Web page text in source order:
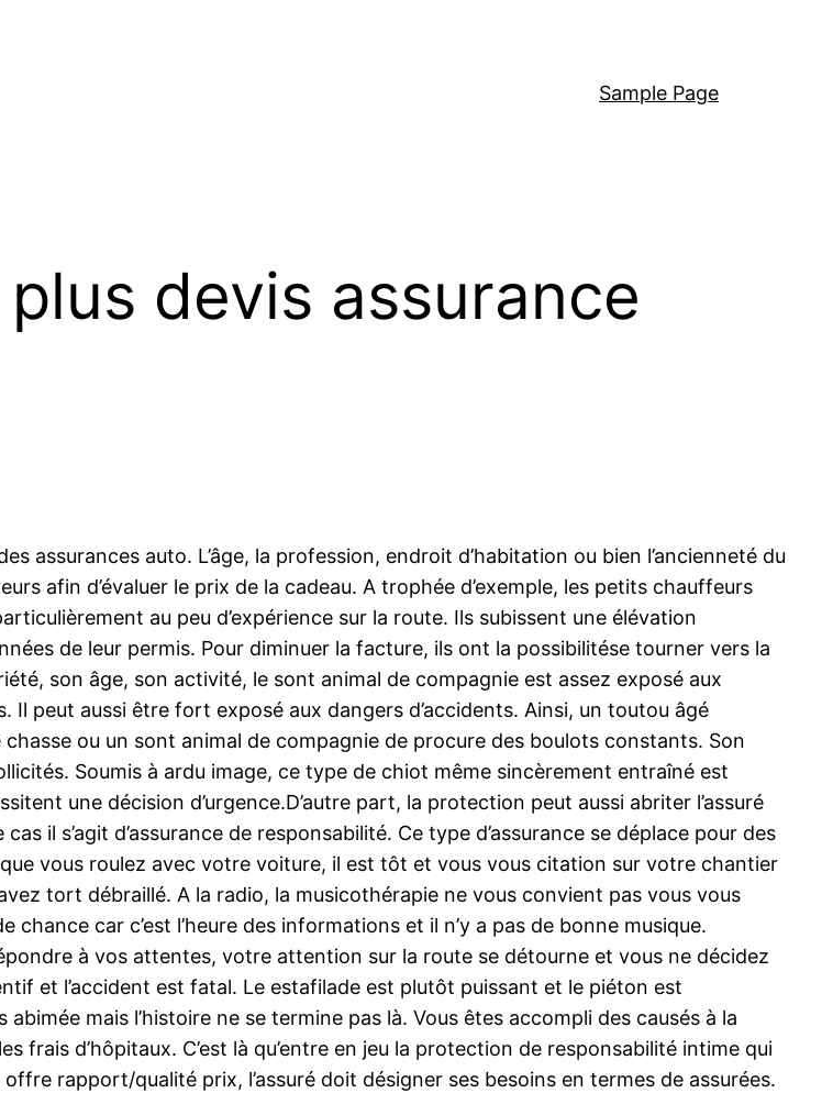
Sample Page
devis assurance
auto. L’âge, la profession, endroit d’habitation ou bien l’ancienneté du
afin d’évaluer le prix de la cadeau. A trophée d’exemple, les petits chauffeurs
au peu d’expérience sur la route. Ils subissent une élévation
de leur permis. Pour diminuer la facture, ils ont la possibilitése tourner vers la
son âge, son activité, le sont animal de compagnie est assez exposé aux
peut aussi être fort exposé aux dangers d’accidents. Ainsi, un toutou âgé
ou un sont animal de compagnie de procure des boulots constants. Son
Soumis à ardu image, ce type de chiot même sincèrement entraîné est
une décision d’urgence.D’autre part, la protection peut aussi abriter l’assuré
il s’agit d’assurance de responsabilité. Ce type d’assurance se déplace pour des
vous roulez avec votre voiture, il est tôt et vous vous citation sur votre chantier
tort débraillé. A la radio, la musicothérapie ne vous convient pas vous vous
car c’est l’heure des informations et il n’y a pas de bonne musique.
à vos attentes, votre attention sur la route se détourne et vous ne décidez
et l’accident est fatal. Le estafilade est plutôt puissant et le piéton est
mais l’histoire ne se termine pas là. Vous êtes accompli des causés à la
frais d’hôpitaux. C’est là qu’entre en jeu la protection de responsabilité intime qui
rapport/qualité prix, l’assuré doit désigner ses besoins en termes de assurées.